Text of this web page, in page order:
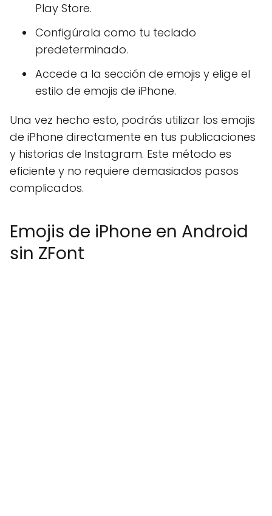
Play Store.
Configúrala como tu teclado
predeterminado.
Accede a la sección de emojis y elige el
estilo de emojis de iPhone.
Una vez hecho esto, podrás utilizar los emojis
de iPhone directamente en tus publicaciones
y historias de Instagram. Este método es
eficiente y no requiere demasiados pasos
complicados.
Emojis de iPhone en Android
sin ZFont